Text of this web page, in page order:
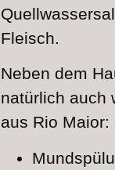
Fleisch.
Neben dem
natürlich auch
aus Rio Maior: